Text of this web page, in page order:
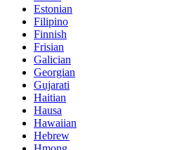
Estonian
Filipino
Finnish
Frisian
Galician
Georgian
Gujarati
Haitian
Hausa
Hawaiian
Hebrew